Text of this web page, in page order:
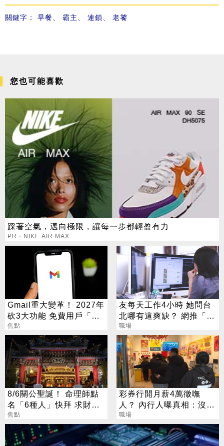
關鍵字： 早餐 霸主 連鎖 老饕
您也可能喜歡
踩著空氣，邁向極限，讓每一步都輕盈有力
PR・NIKE AIR MAX
Gmail重大變革！ 2027年
砍3大功能 免費用戶「這
好康」不能用了
焦點
友每天工作4小時 她問台
北哪有這爽缺？ 網推「這
一類」：1天只做10分鐘
職場
8/6關公聖誕！ 命理師點
名「6種人」快拜 求財求
職保平安
焦點
彩券行開月薪4萬徵嘸
人？ 內行人曝真相：沒想
像中輕鬆
職場